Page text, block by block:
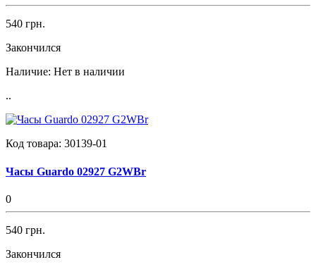
540 грн.
Закончился
Наличие: Нет в наличии
..
Код товара: 30139-01
Часы Guardo 02927 G2WBr
0
540 грн.
Закончился